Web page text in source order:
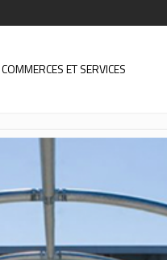
COMMERCES ET SERVICES